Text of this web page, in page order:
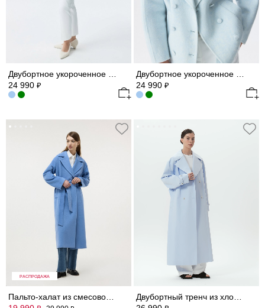
24 990 ₽
24 990 ₽
РАСПРОДАЖА